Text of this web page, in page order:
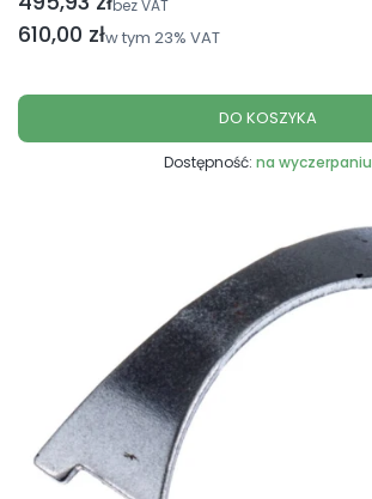
Cena brutto
610,00 złw tym 23% VAT
bez VAT
DO KOSZYKA
Dostępność: na wyczerpaniu